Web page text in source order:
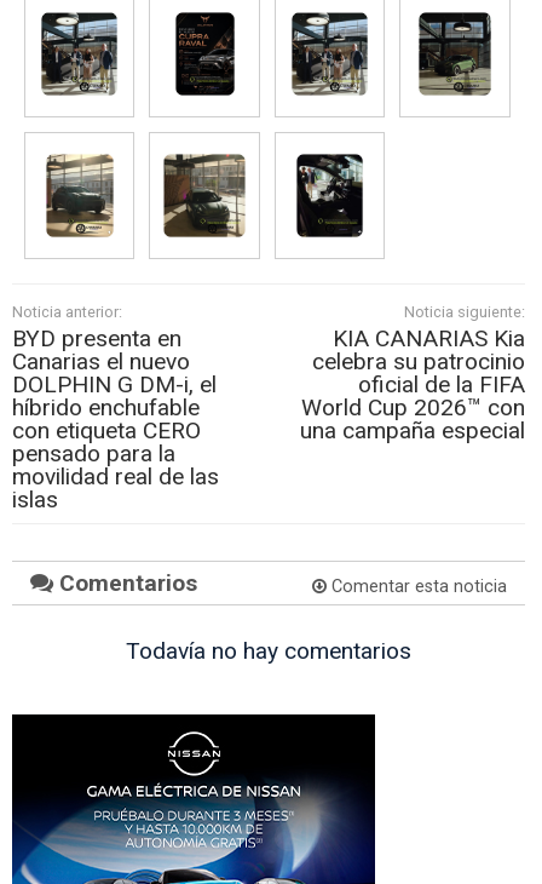
Noticia anterior:
BYD presenta en
Canarias el nuevo
DOLPHIN G DM-i, el
híbrido enchufable
con etiqueta CERO
pensado para la
movilidad real de las
islas
Noticia siguiente:
KIA CANARIAS Kia
celebra su patrocinio
oficial de la FIFA
World Cup 2026™ con
una campaña especial
Comentarios Comentar esta noticia
Todavía no hay comentarios